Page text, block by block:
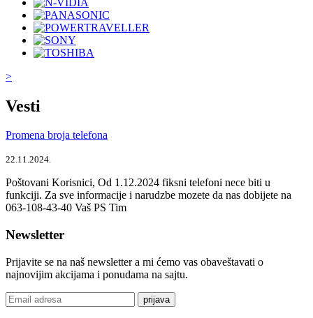
>
Vesti
Promena broja telefona
22.11.2024.
Poštovani Korisnici, Od 1.12.2024 fiksni telefoni nece biti u
funkciji. Za sve informacije i narudzbe mozete da nas dobijete na
063-108-43-40 Vaš PS Tim
Newsletter
Prijavite se na naš newsletter a mi ćemo vas obaveštavati o
najnovijim akcijama i ponudama na sajtu.
prijava